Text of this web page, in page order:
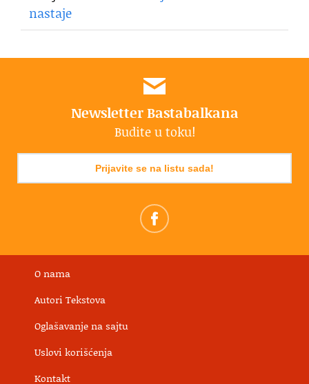
nastaje
Newsletter Bastabalkana
Budite u toku!
Prijavite se na listu sada!
O nama
Autori Tekstova
Oglašavanje na sajtu
Uslovi korišćenja
Kontakt